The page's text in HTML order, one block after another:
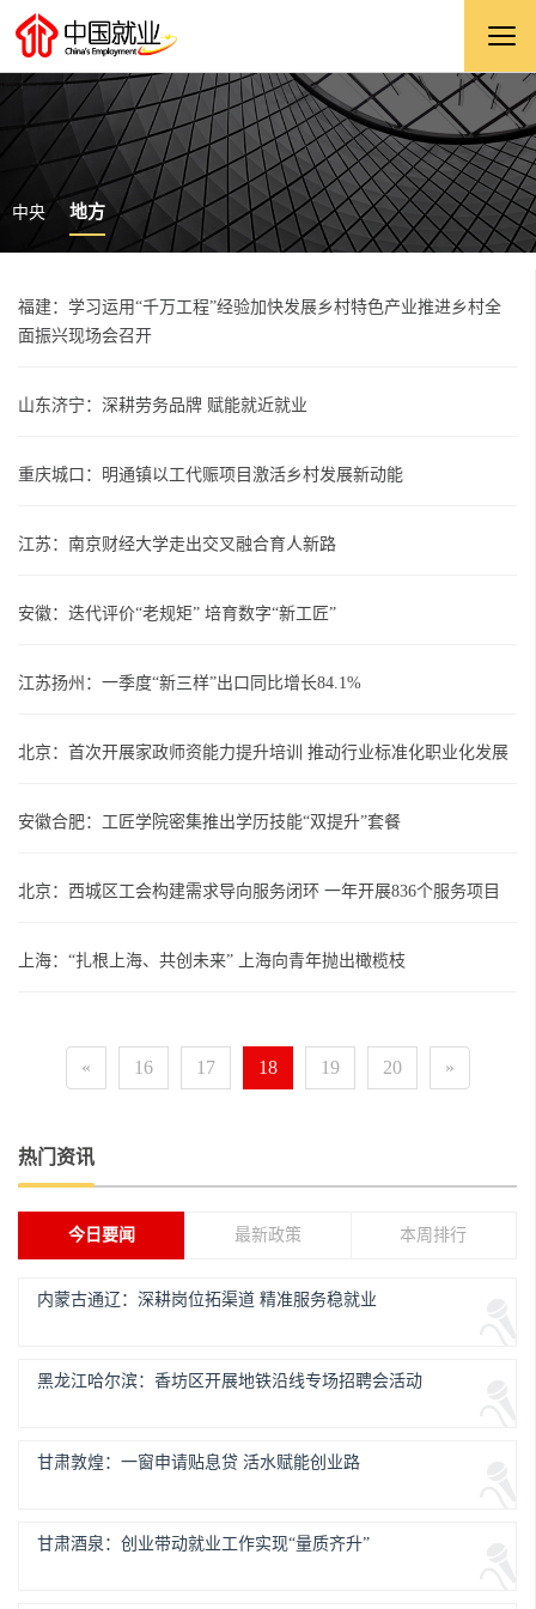
中央 地方
福建：学习运用“千万工程”经验加快发展乡村特色产业推进乡村全
面振兴现场会召开
山东济宁：深耕劳务品牌 赋能就近就业
重庆城口：明通镇以工代赈项目激活乡村发展新动能
江苏：南京财经大学走出交叉融合育人新路
安徽：迭代评价“老规矩” 培育数字“新工匠”
江苏扬州：一季度“新三样”出口同比增长84.1%
北京：首次开展家政师资能力提升培训 推动行业标准化职业化发展
安徽合肥：工匠学院密集推出学历技能“双提升”套餐
北京：西城区工会构建需求导向服务闭环 一年开展836个服务项目
上海：“扎根上海、共创未来” 上海向青年抛出橄榄枝
« 16 17 18 19 20 »
热门资讯
今日要闻 最新政策 本周排行
内蒙古通辽：深耕岗位拓渠道 精准服务稳就业
黑龙江哈尔滨：香坊区开展地铁沿线专场招聘会活动
甘肃敦煌：一窗申请贴息贷 活水赋能创业路
甘肃酒泉：创业带动就业工作实现“量质齐升”